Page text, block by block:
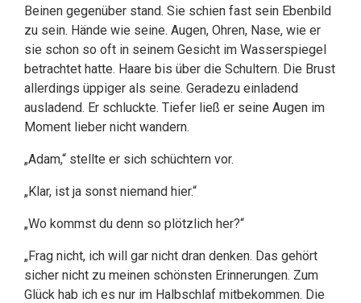
Beinen gegenüber stand. Sie schien fast sein Ebenbild
zu sein. Hände wie seine. Augen, Ohren, Nase, wie er
sie schon so oft in seinem Gesicht im Wasserspiegel
betrachtet hatte. Haare bis über die Schultern. Die Brust
allerdings üppiger als seine. Geradezu einladend
ausladend. Er schluckte. Tiefer ließ er seine Augen im
Moment lieber nicht wandern.
„Adam,“ stellte er sich schüchtern vor.
„Klar, ist ja sonst niemand hier.“
„Wo kommst du denn so plötzlich her?“
„Frag nicht, ich will gar nicht dran denken. Das gehört
sicher nicht zu meinen schönsten Erinnerungen. Zum
Glück hab ich es nur im Halbschlaf mitbekommen. Die